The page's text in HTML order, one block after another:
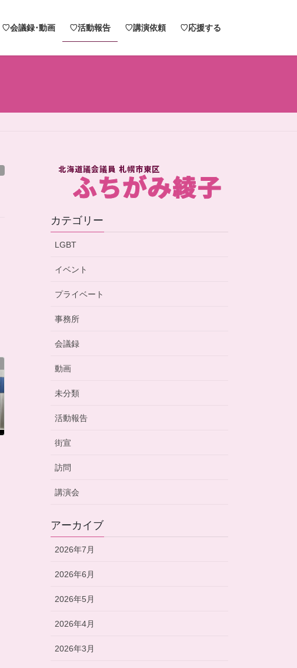
♡会議録･動画 ♡活動報告 ♡講演依頼 ♡応援する
カテゴリー
LGBT
イベント
プライベート
事務所
会議録
動画
未分類
活動報告
街宣
訪問
講演会
アーカイブ
2026年7月
2026年6月
2026年5月
2026年4月
2026年3月